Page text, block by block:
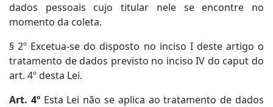
dados pessoais cujo titular nele se encontre no
momento da coleta.
§ 2º Excetua-se do disposto no inciso I deste artigo o
tratamento de dados previsto no inciso IV do caput do
art. 4º desta Lei.
Art. 4ºEsta Lei não se aplica ao tratamento de dados